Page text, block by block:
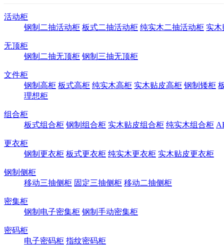
活动柜
钢制二抽活动柜 板式二抽活动柜 纯实木二抽活动柜 实木
无顶柜
钢制二抽无顶柜 钢制三抽无顶柜
文件柜
钢制高柜 板式高柜 纯实木高柜 实木贴皮高柜 钢制矮柜
理想柜
组合柜
板式组合柜 钢制组合柜 实木贴皮组合柜 纯实木组合柜
更衣柜
钢制更衣柜 板式更衣柜 纯实木更衣柜 实木贴皮更衣柜
钢制侧柜
移动三抽侧柜 固定三抽侧柜 移动二抽侧柜
密集柜
钢制电子密集柜 钢制手动密集柜
密码柜
电子密码柜 指纹密码柜